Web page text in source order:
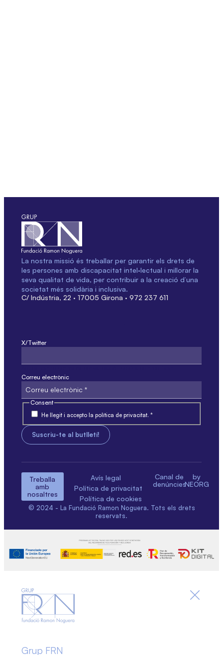
La nostra missió és treballar per garantir els drets de
les persones amb discapacitat intel·lectual i millorar la
seva qualitat de vida, per contribuir a la creació d’una
societat més solidària i inclusiva.
C/ Indústria, 22 · 17005 Girona · 972 237 611
X/Twitter
Correu electrònic
Consent
He llegit i accepto la política de privacitat. *
Treballa
amb
nosaltres
Avís legal
Política de privacitat
Política de cookies
Canal de
denúncies
by
NEORG
© 2024 - La Fundació Ramon Noguera. Tots els drets
reservats.
Grup FRN